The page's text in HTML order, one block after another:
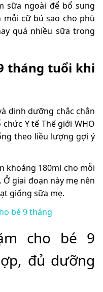
sữa ngoài để bổ sung
cữ bú sao cho phù
quá nhiều sữa trong
tháng tuổi khi
dinh dưỡng chắc chắn
Y tế Thế giới WHO
theo liều lượng gợi ý
khoảng 180ml cho mỗi
giai đoạn này mẹ nên
giống sữa mẹ.
bé 9 tháng
cho bé 9
đủ dưỡng